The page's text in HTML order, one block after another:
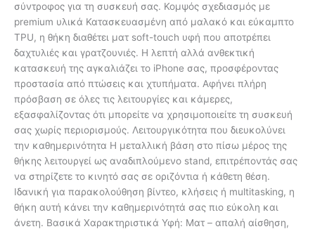
σύντροφος για τη συσκευή σας. Κομψός σχεδιασμός με
premium υλικά Κατασκευασμένη από μαλακό και εύκαμπτο
TPU, η θήκη διαθέτει ματ soft-touch υφή που αποτρέπει
δαχτυλιές και γρατζουνιές. Η λεπτή αλλά ανθεκτική
κατασκευή της αγκαλιάζει το iPhone σας, προσφέροντας
προστασία από πτώσεις και χτυπήματα. Αφήνει πλήρη
πρόσβαση σε όλες τις λειτουργίες και κάμερες,
εξασφαλίζοντας ότι μπορείτε να χρησιμοποιείτε τη συσκευή
σας χωρίς περιορισμούς. Λειτουργικότητα που διευκολύνει
την καθημερινότητα Η μεταλλική βάση στο πίσω μέρος της
θήκης λειτουργεί ως αναδιπλούμενο stand, επιτρέποντάς σας
να στηρίζετε το κινητό σας σε οριζόντια ή κάθετη θέση.
Ιδανική για παρακολούθηση βίντεο, κλήσεις ή multitasking, η
θήκη αυτή κάνει την καθημερινότητά σας πιο εύκολη και
άνετη. Βασικά Χαρακτηριστικά Υφή: Ματ – απαλή αίσθηση,